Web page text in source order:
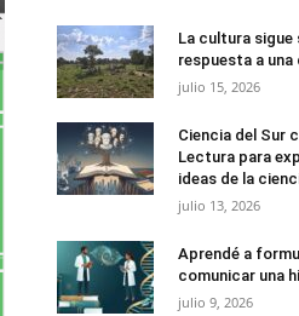
La cultura sigue
respuesta a
julio 15, 2026
Ciencia del Sur
Lectura para
ideas de la
julio 13, 2026
Aprendé a
comunicar una
julio 9, 2026